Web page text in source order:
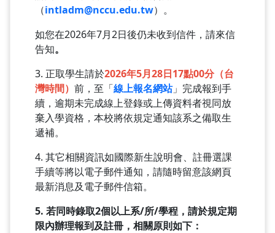
（intladm@nccu.edu.tw）。
如您在2026年7月2日後仍未收到信件，請來信
告知。
3. 正取學生請於2026年5月28日17點00分（台
灣時間） 前，至「線上報名網站」完成報到手
續，逾期未完成線上登錄或上傳資料者視同放
棄入學資格，本校將依規定通知該系之備取生
遞補。
4. 其它相關資訊如國際新生說明會、註冊選課
手續等將以電子郵件通知，請隨時留意該網頁
最新消息及電子郵件信箱。
5. 若同時錄取2個以上系/所/學程，請於規定期
限內辦理報到及註冊，相關原則如下：